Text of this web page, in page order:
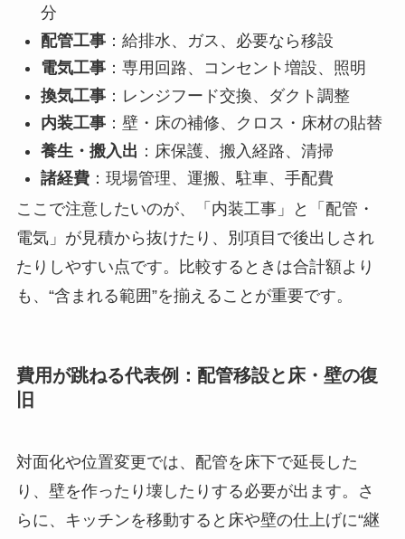
分
配管工事：給排水、ガス、必要なら移設
電気工事：専用回路、コンセント増設、照明
換気工事：レンジフード交換、ダクト調整
内装工事：壁・床の補修、クロス・床材の貼替
養生・搬入出 ：床保護、搬入経路、清掃
諸経費：現場管理、運搬、駐車、手配費
ここで注意したいのが、「内装工事」と「配管・
電気」が見積から抜けたり、別項目で後出しされ
たりしやすい点です。比較するときは合計額より
も、“含まれる範囲”を揃えることが重要です。
費用が跳ねる代表例：配管移設と床・壁の復
旧
対面化や位置変更では、配管を床下で延長した
り、壁を作ったり壊したりする必要が出ます。さ
らに、キッチンを移動すると床や壁の仕上げに“継